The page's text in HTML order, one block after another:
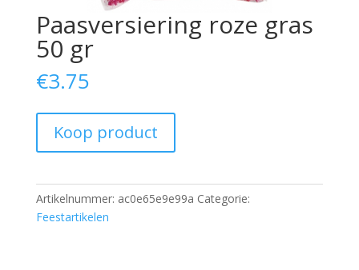
Paasversiering roze gras
50 gr
€3.75
Koop product
Artikelnummer: ac0e65e9e99a Categorie:
Feestartikelen